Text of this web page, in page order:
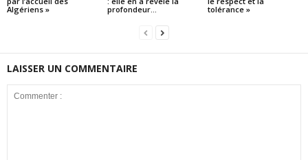
Algériens »
profondeur...
tolérance »
LAISSER UN COMMENTAIRE